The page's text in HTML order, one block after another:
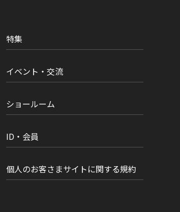
特集
イベント・交流
ショールーム
ID・会員
個人のお客さまサイトに関する規約